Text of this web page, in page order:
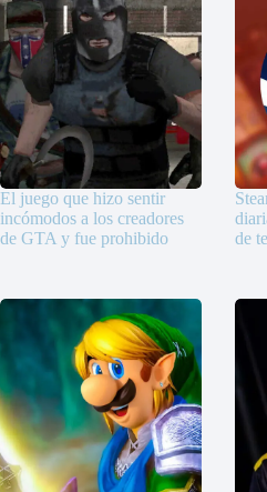
El juego que hizo sentir
incómodos a los creadores
de GTA y fue prohibido
de